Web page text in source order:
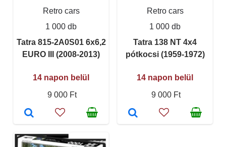
Retro cars
1 000 db
Tatra 815-2A0S01 6x6,2
EURO III (2008-2013)
14 napon belül
9 000 Ft
Retro cars
1 000 db
Tatra 138 NT 4x4
pótkocsi (1959-1972)
14 napon belül
9 000 Ft